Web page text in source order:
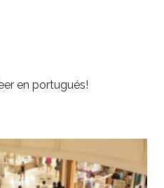
en portugués!